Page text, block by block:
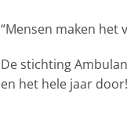
“Mensen maken het
De stichting
en het hele jaar